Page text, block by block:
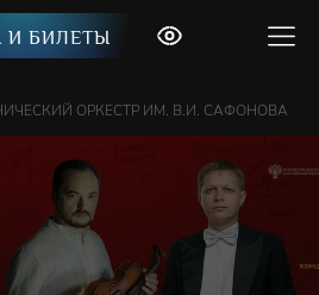
БИЛЕТЫ
ОРКЕСТР ИМ. В.И. САФОНОВА